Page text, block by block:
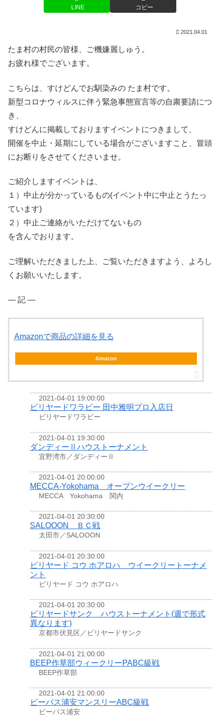
LINE コピー
2021.04.01
たま村の村民の皆様、ご機嫌麗しゅう。
お疲れ様でございます。
こちらは、すけどんでお馴染みの たま村です。
新型コロナウィルスに伴う緊急事態宣言等の自粛要請につ
き、
すけどんに掲載しておりますイベントにつきまして、
開催を中止・延期にしている場合がございますこと、冒頭
にお断りをさせてくださいませ。
ご紹介しますイベントは、
１）中止が分かっているもの(イベント中に中止とうたっ
ています)
２）中止ご連絡がいただけてないもの
を含んでおります。
ご理解いただきました上、ご覧いただきますよう、よろし
くお願いいたします。
― 記 ―
Amazonで商品の詳細を見る
Amazon
2021-04-01 19:00:00
ビリヤードワラビー 田中雅明プロ入店日
ビリヤードワラビー
2021-04-01 19:30:00
ダンディーⅡハウストーナメント
宜野湾市／ダンディーⅡ
2021-04-01 20:00:00
MECCA-Yokohama オープンウイークリー
MECCA Yokohama 関内
2021-04-01 20:30:00
SALOOON ＢＣ戦
太田市／SALOOON
2021-04-01 20:30:00
ビリヤード コウ ホアロハ ウイークリートーナメ
ント
ビリヤード コウ ホアロハ
2021-04-01 20:30:00
ビリヤードサンク ハウストーナメント(週で形式
異なります)
京都市伏見区／ビリヤードサンク
2021-04-01 21:00:00
BEEP作草部ウィークリーPABC級戦
BEEP作草部
2021-04-01 21:00:00
ビーパス浦安マンスリーABC級戦
ビーパス浦安